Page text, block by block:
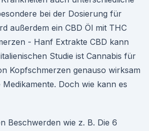
bei der Dosierung für
außerdem ein CBD Öl mit THC
- Hanf Extrakte CBD kann
Studie ist Cannabis für
Kopfschmerzen genauso wirksam
Doch wie kann es
Beschwerden wie z. B. Die 6